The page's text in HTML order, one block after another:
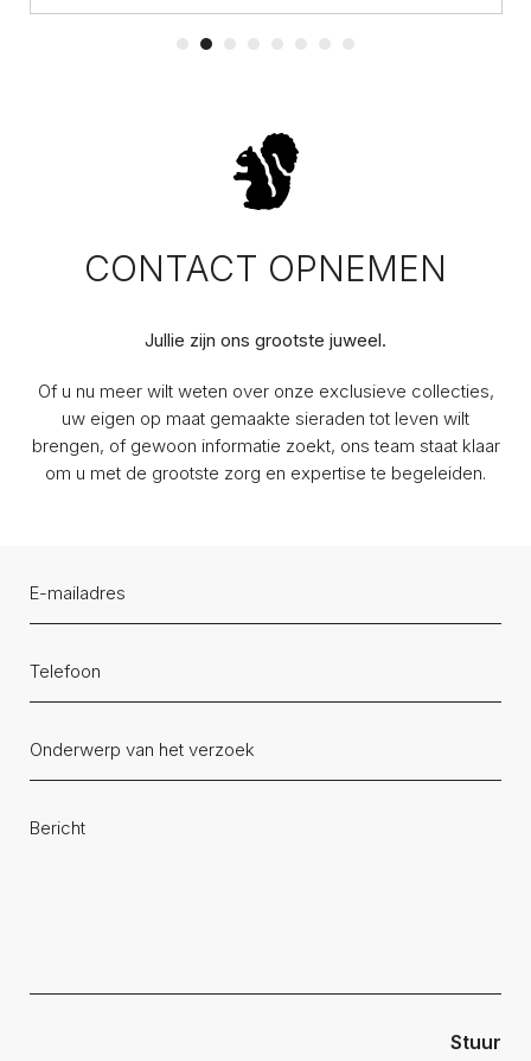
CONTACT OPNEMEN
Jullie zijn ons grootste juweel.
Of u nu meer wilt weten over onze exclusieve collecties,
uw eigen op maat gemaakte sieraden tot leven wilt
brengen, of gewoon informatie zoekt, ons team staat klaar
om u met de grootste zorg en expertise te begeleiden.